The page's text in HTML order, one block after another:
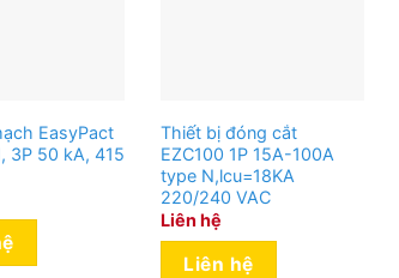
EasyPact
3P 50 kA, 415
Thiết bị đóng cắt
EZC100 1P 15A-100A
type N,lcu=18KA
220/240 VAC
Liên hệ
Liên hệ